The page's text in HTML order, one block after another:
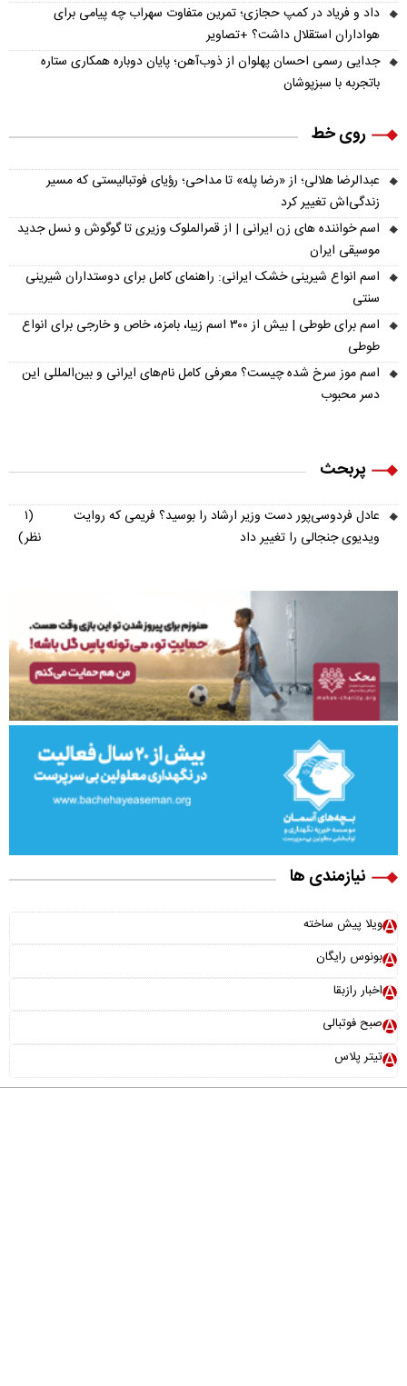
داد و فریاد در کمپ حجازی؛ تمرین متفاوت سهراب چه پیامی برای
هواداران استقلال داشت؟ +تصاویر
جدایی رسمی احسان پهلوان از ذوب‌آهن؛ پایان دوباره همکاری ستاره
باتجربه با سبزپوشان
روی خط
عبدالرضا هلالی؛ از «رضا پله» تا مداحی؛ رؤیای فوتبالیستی که مسیر
زندگی‌اش تغییر کرد
اسم خواننده های زن ایرانی | از قمرالملوک وزیری تا گوگوش و نسل جدید
موسیقی ایران
اسم انواع شیرینی خشک ایرانی: راهنمای کامل برای دوستداران شیرینی
سنتی
اسم برای طوطی | بیش از ۳۰۰ اسم زیبا، بامزه، خاص و خارجی برای انواع
طوطی
اسم موز سرخ شده چیست؟ معرفی کامل نام‌های ایرانی و بین‌المللی این
دسر محبوب
پربحث
عادل فردوسی‌پور دست وزیر ارشاد را بوسید؟ فریمی که روایت
ویدیوی جنجالی را تغییر داد
(۱
نظر)
نیازمندی ها
ویلا پیش ساخته
بونوس رایگان
اخبار رازبقا
صبح فوتبالی
تیتر پلاس